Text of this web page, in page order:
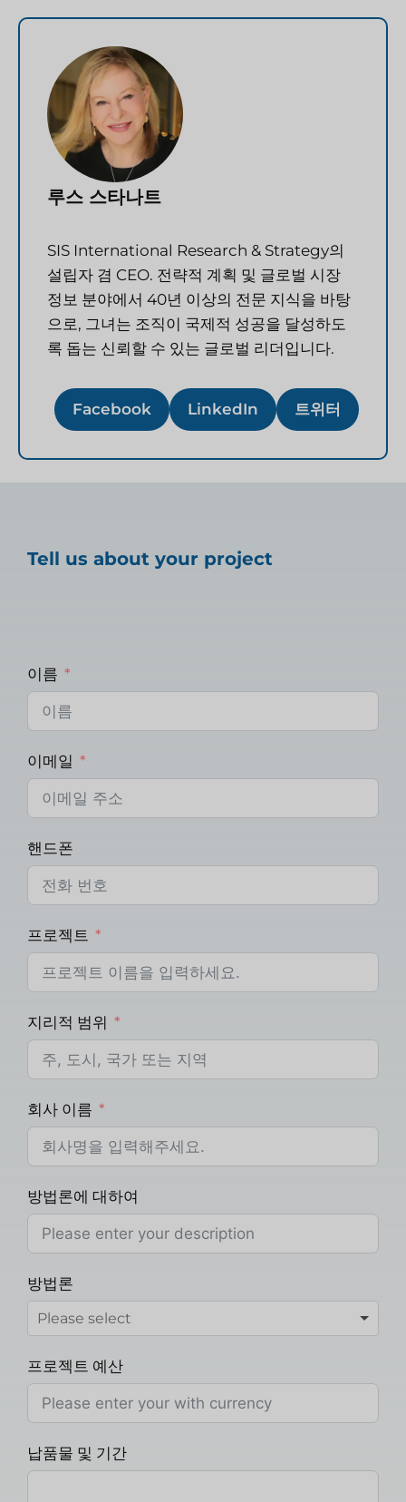
루스 스타나트
SIS International Research & Strategy의
설립자 겸 CEO. 전략적 계획 및 글로벌 시장
정보 분야에서 40년 이상의 전문 지식을 바탕
으로, 그녀는 조직이 국제적 성공을 달성하도
록 돕는 신뢰할 수 있는 글로벌 리더입니다.
Facebook LinkedIn 트위터
Tell us about your project
이름
이메일
핸드폰
프로젝트
지리적 범위
회사 이름
방법론에 대하여
방법론
프로젝트 예산
납품물 및 기간